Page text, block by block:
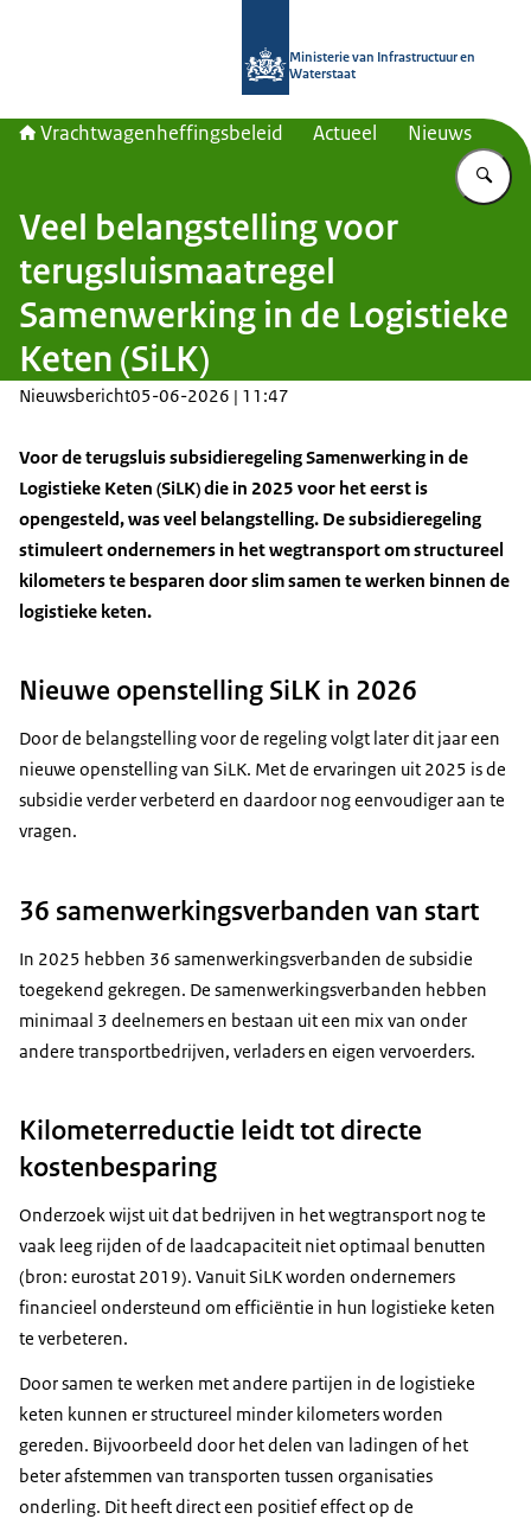
Ministerie van Infrastructuur en
Waterstaat
Vrachtwagenheffingsbeleid Actueel Nieuws
Veel belangstelling voor
terugsluismaatregel
Samenwerking in de Logistieke
Keten (SiLK)
Nieuwsbericht05-06-2026 | 11:47
Voor de terugsluis subsidieregeling Samenwerking in de
Logistieke Keten (SiLK) die in 2025 voor het eerst is
opengesteld, was veel belangstelling. De subsidieregeling
stimuleert ondernemers in het wegtransport om structureel
kilometers te besparen door slim samen te werken binnen de
logistieke keten.
Nieuwe openstelling SiLK in 2026
Door de belangstelling voor de regeling volgt later dit jaar een
nieuwe openstelling van SiLK. Met de ervaringen uit 2025 is de
subsidie verder verbeterd en daardoor nog eenvoudiger aan te
vragen.
36 samenwerkingsverbanden van start
In 2025 hebben 36 samenwerkingsverbanden de subsidie
toegekend gekregen. De samenwerkingsverbanden hebben
minimaal 3 deelnemers en bestaan uit een mix van onder
andere transportbedrijven, verladers en eigen vervoerders.
Kilometerreductie leidt tot directe
kostenbesparing
Onderzoek wijst uit dat bedrijven in het wegtransport nog te
vaak leeg rijden of de laadcapaciteit niet optimaal benutten
(bron: eurostat 2019). Vanuit SiLK worden ondernemers
financieel ondersteund om efficiëntie in hun logistieke keten
te verbeteren.
Door samen te werken met andere partijen in de logistieke
keten kunnen er structureel minder kilometers worden
gereden. Bijvoorbeeld door het delen van ladingen of het
beter afstemmen van transporten tussen organisaties
onderling. Dit heeft direct een positief effect op de